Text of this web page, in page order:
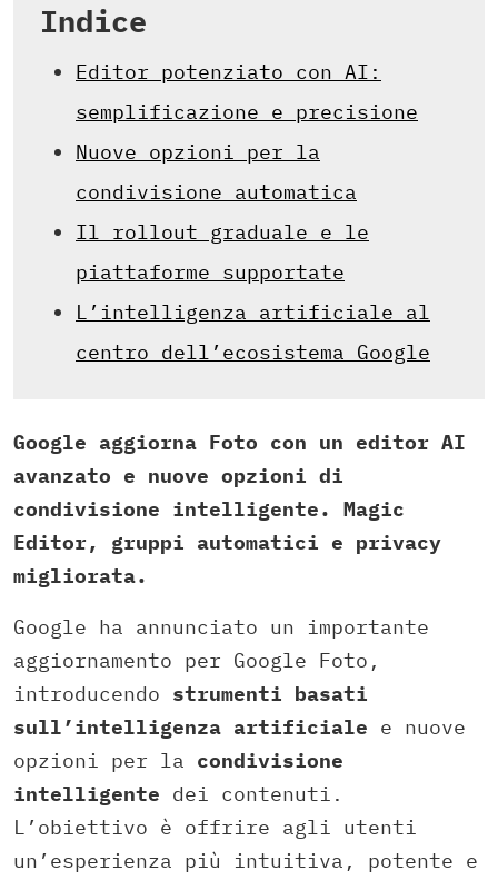
Indice
Editor potenziato con AI:
semplificazione e precisione
Nuove opzioni per la
condivisione automatica
Il rollout graduale e le
piattaforme supportate
L’intelligenza artificiale al
centro dell’ecosistema Google
Google aggiorna Foto con un editor AI
avanzato e nuove opzioni di
condivisione intelligente. Magic
Editor, gruppi automatici e privacy
migliorata.
Google ha annunciato un importante
aggiornamento per Google Foto,
introducendo strumenti basati
sull’intelligenza artificiale e nuove
opzioni per la condivisione
intelligente dei contenuti.
L’obiettivo è offrire agli utenti
un’esperienza più intuitiva, potente e